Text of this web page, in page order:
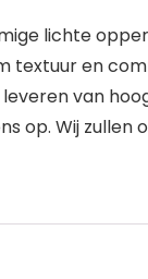
lichte
textuur en
van
Wij zullen